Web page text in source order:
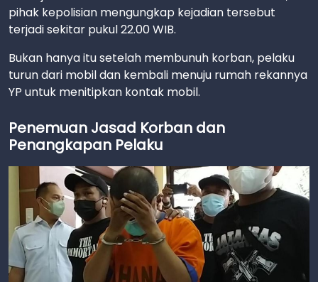
pihak kepolisian mengungkap kejadian tersebut
terjadi sekitar pukul 22.00 WIB.
Bukan hanya itu setelah membunuh korban, pelaku
turun dari mobil dan kembali menuju rumah rekannya
YP untuk menitipkan kontak mobil.
Penemuan Jasad Korban dan
Penangkapan Pelaku